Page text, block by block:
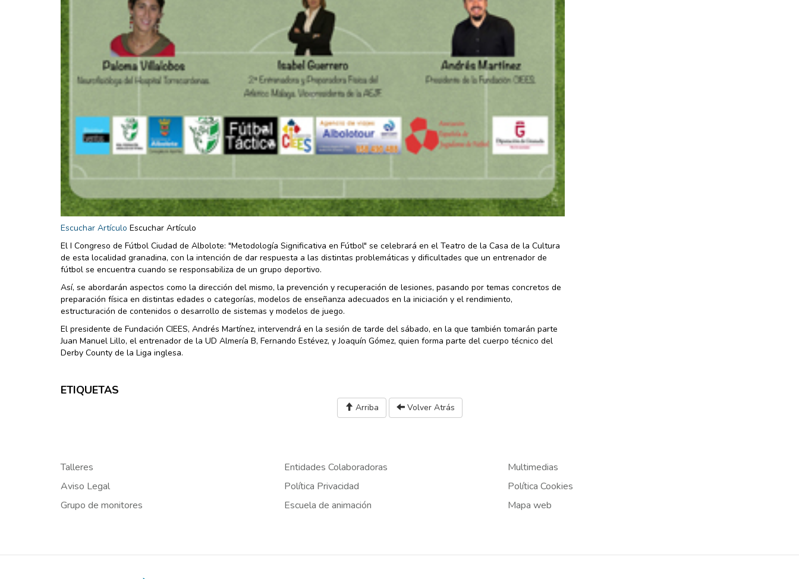
Escuchar Artículo Escuchar Artículo
El I Congreso de Fútbol Ciudad de Albolote: "Metodología Significativa en Fútbol" se celebrará en el Teatro de la Casa de la Cultura
de esta localidad granadina, con la intención de dar respuesta a las distintas problemáticas y dificultades que un entrenador de
fútbol se encuentra cuando se responsabiliza de un grupo deportivo.
Así, se abordarán aspectos como la dirección del mismo, la prevención y recuperación de lesiones, pasando por temas concretos de
preparación física en distintas edades o categorías, modelos de enseñanza adecuados en la iniciación y el rendimiento,
estructuración de contenidos o desarrollo de sistemas y modelos de juego.
El presidente de Fundación CIEES, Andrés Martínez, intervendrá en la sesión de tarde del sábado, en la que también tomarán parte
Juan Manuel Lillo, el entrenador de la UD Almería B, Fernando Estévez, y Joaquín Gómez, quien forma parte del cuerpo técnico del
Derby County de la Liga inglesa.
ETIQUETAS
Arriba Volver Atrás
Talleres Entidades Colaboradoras
Multimedias
Aviso Legal
Política Privacidad
Política Cookies
Grupo de monitores
Escuela de animación Mapa web